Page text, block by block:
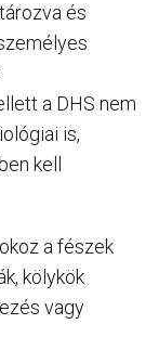
és
a DHS nem
is,
kell
a fészek
kölykök
vagy